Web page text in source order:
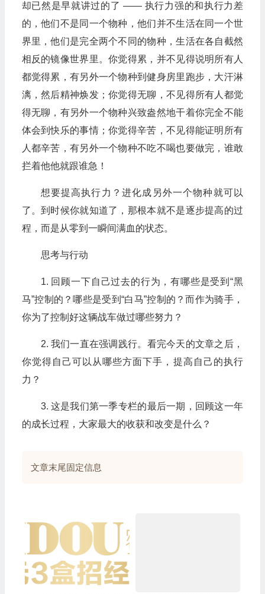
却已然是早就讲过的了 —— 执行力强的和执行力差
的，他们不是同一个物种，他们并不生活在同一个世
界里，他们是完全两个不同的物种，生活在各自截然
相反的镜像世界里。你觉得累，并不见得说明所有人
都觉得累，有另外一个物种到健身房里跑步，大汗淋
漓，然后精神焕发；你觉得无聊，不见得所有人都觉
得无聊，有另外一个物种兴致盎然地干着你完全不能
体会到快乐的事情；你觉得辛苦，不见得能证明所有
人都辛苦，有另外一个物种不吃不喝也要做完，谁敢
拦着他他就跟谁急！
想要提高执行力？进化成另外一个物种就可以
了。到时候你就知道了，那根本就不是逐步提高的过
程，而是从零到一瞬间满血的状态。
思考与行动
1. 回顾一下自己过去的行为，有哪些是受到“黑
马”控制的？哪些是受到“白马”控制的？而作为骑手，
你为了控制好这辆战车做过哪些努力？
2. 我们一直在强调践行。看完今天的文章之后，
你觉得自己可以从哪些方面下手，提高自己的执行
力？
3. 这是我们第一季专栏的最后一期，回顾这一年
的成长过程，大家最大的收获和改变是什么？
文章末尾固定信息